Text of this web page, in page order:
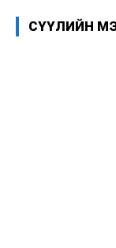
СҮҮЛИЙН